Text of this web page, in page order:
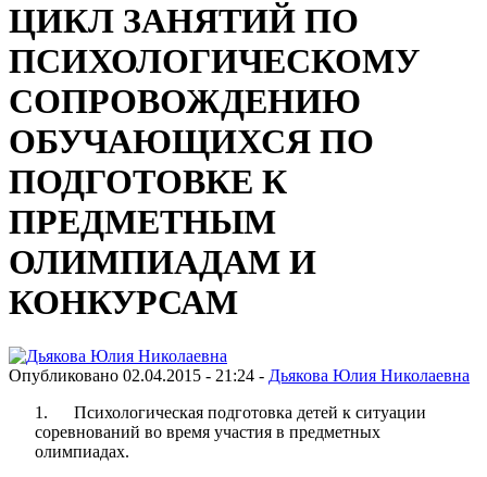
ЦИКЛ ЗАНЯТИЙ ПО
ПСИХОЛОГИЧЕСКОМУ
СОПРОВОЖДЕНИЮ
ОБУЧАЮЩИХСЯ ПО
ПОДГОТОВКЕ К
ПРЕДМЕТНЫМ
ОЛИМПИАДАМ И
КОНКУРСАМ
Опубликовано 02.04.2015 - 21:24 - Дьякова Юлия Николаевна
1. Психологическая подготовка детей к ситуации
соревнований во время участия в предметных
олимпиадах.